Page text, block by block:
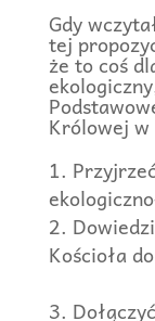
Gdy
tej
że to coś
Królowej w
Kościoła